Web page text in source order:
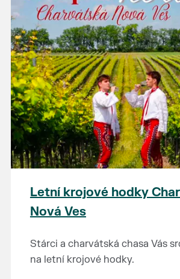
Letní krojové hodky
Nová Ves
Stárci a charvátská chasa Vás
na letní krojové hodky.